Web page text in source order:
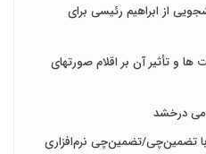
دانشجویی از ابراهیم رئیسی برای
و تأثیر آن بر اقلام صورتهای
می درخشد
تضمین‌چی/تضمین‌چی نرم‌افزاری